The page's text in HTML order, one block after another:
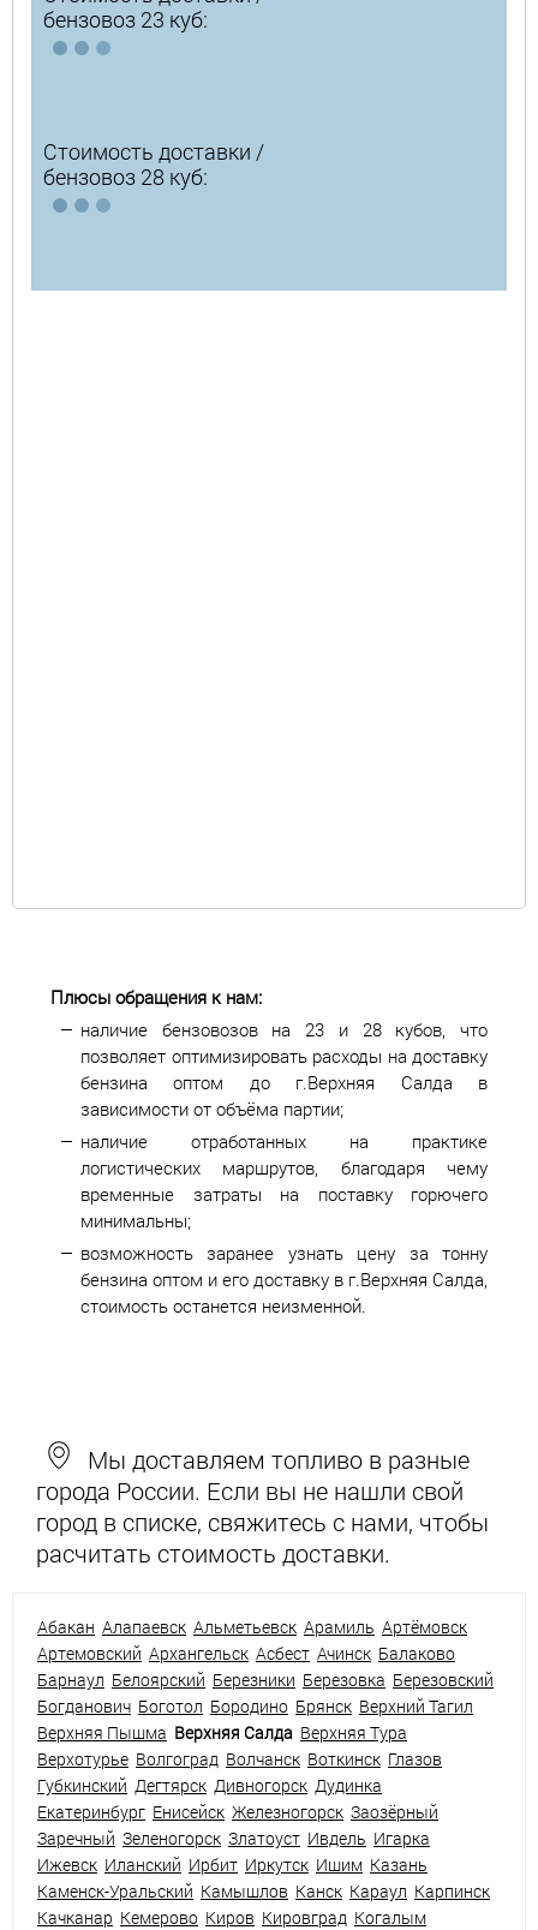
бензовоз 23 куб:
Стоимость доставки /
бензовоз 28 куб:
Плюсы обращения к нам:
наличие бензовозов на 23 и 28 кубов, что
позволяет оптимизировать расходы на доставку
бензина оптом до г.Верхняя Салда в
зависимости от объёма партии;
наличие отработанных на практике
логистических маршрутов, благодаря чему
временные затраты на поставку горючего
минимальны;
возможность заранее узнать цену за тонну
бензина оптом и его доставку в г.Верхняя Салда,
стоимость останется неизменной.
Мы доставляем топливо в разные
города России. Если вы не нашли свой
город в списке, свяжитесь с нами, чтобы
расчитать стоимость доставки.
Абакан Алапаевск Альметьевск Арамиль Артёмовск
Артемовский Архангельск Асбест Ачинск Балаково
Барнаул Белоярский Березники Березовка Березовский
Богданович Боготол Бородино Брянск Верхний Тагил
Верхняя Пышма Верхняя Салда Верхняя Тура
Верхотурье Волгоград Волчанск Воткинск Глазов
Губкинский Дегтярск Дивногорск Дудинка
Екатеринбург Енисейск Железногорск Заозёрный
Заречный Зеленогорск Златоуст Ивдель Игарка
Ижевск Иланский Ирбит Иркутск Ишим Казань
Каменск-Уральский Камышлов Канск Караул Карпинск
Качканар Кемерово Киров Кировград Когалым